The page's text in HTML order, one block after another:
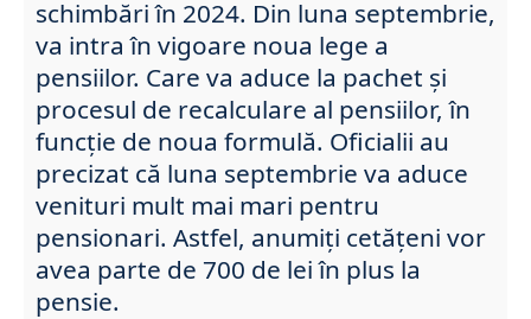
schimbări în 2024. Din luna septembrie,
va intra în vigoare noua lege a
pensiilor. Care va aduce la pachet și
procesul de recalculare al pensiilor, în
funcție de noua formulă. Oficialii au
precizat că luna septembrie va aduce
venituri mult mai mari pentru
pensionari. Astfel, anumiți cetățeni vor
avea parte de 700 de lei în plus la
pensie.